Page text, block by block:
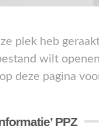
plek heb
wilt
deze pagina
PPZ